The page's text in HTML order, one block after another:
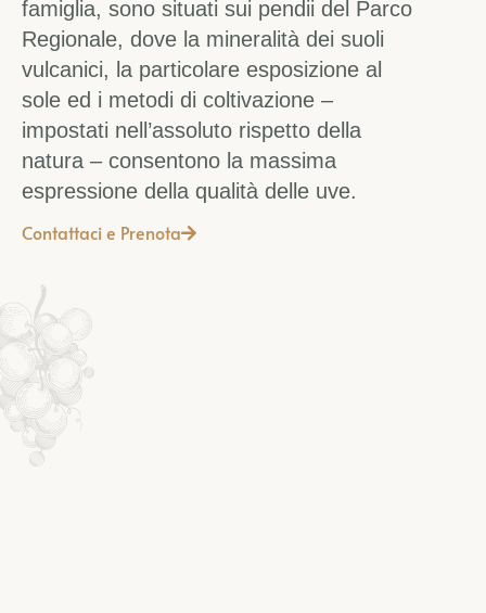
famiglia, sono situati sui pendii del Parco
Regionale, dove la mineralità dei suoli
vulcanici, la particolare esposizione al
sole ed i metodi di coltivazione –
impostati nell’assoluto rispetto della
natura – consentono la massima
espressione della qualità delle uve.
Contattaci e Prenota